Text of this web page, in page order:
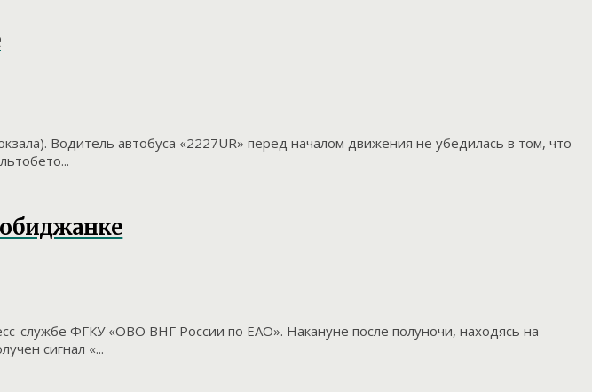
Водитель автобуса «2227UR» перед началом движения не убедилась в том, что
службе ФГКУ «ОВО ВНГ России по ЕАО». Накануне после полуночи, находясь на
сигнал «...